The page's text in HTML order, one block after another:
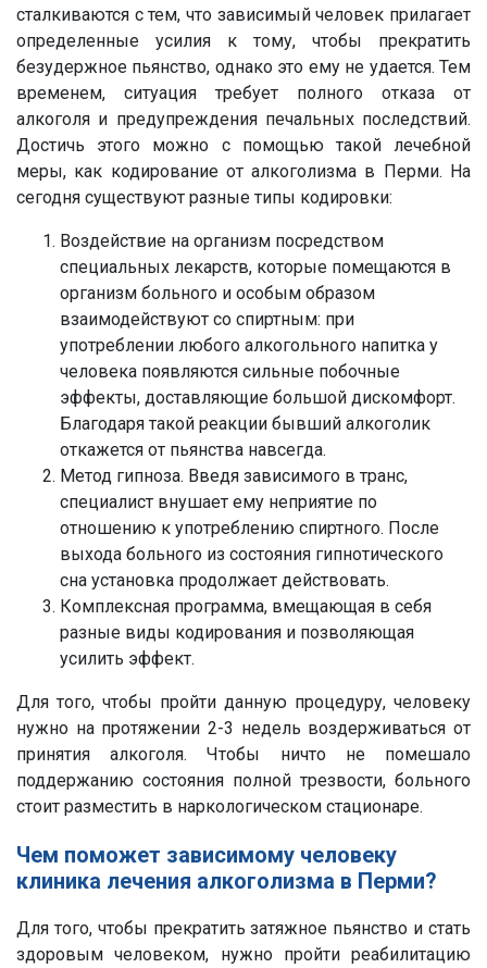
сталкиваются с тем, что зависимый человек прилагает
определенные усилия к тому, чтобы прекратить
безудержное пьянство, однако это ему не удается. Тем
временем, ситуация требует полного отказа от
алкоголя и предупреждения печальных последствий.
Достичь этого можно с помощью такой лечебной
меры, как кодирование от алкоголизма в Перми. На
сегодня существуют разные типы кодировки:
Воздействие на организм посредством
специальных лекарств, которые помещаются в
организм больного и особым образом
взаимодействуют со спиртным: при
употреблении любого алкогольного напитка у
человека появляются сильные побочные
эффекты, доставляющие большой дискомфорт.
Благодаря такой реакции бывший алкоголик
откажется от пьянства навсегда.
Метод гипноза. Введя зависимого в транс,
специалист внушает ему неприятие по
отношению к употреблению спиртного. После
выхода больного из состояния гипнотического
сна установка продолжает действовать.
Комплексная программа, вмещающая в себя
разные виды кодирования и позволяющая
усилить эффект.
Для того, чтобы пройти данную процедуру, человеку
нужно на протяжении 2-3 недель воздерживаться от
принятия алкоголя. Чтобы ничто не помешало
поддержанию состояния полной трезвости, больного
стоит разместить в наркологическом стационаре.
Чем поможет зависимому человеку
клиника лечения алкоголизма в Перми?
Для того, чтобы прекратить затяжное пьянство и стать
здоровым человеком, нужно пройти реабилитацию